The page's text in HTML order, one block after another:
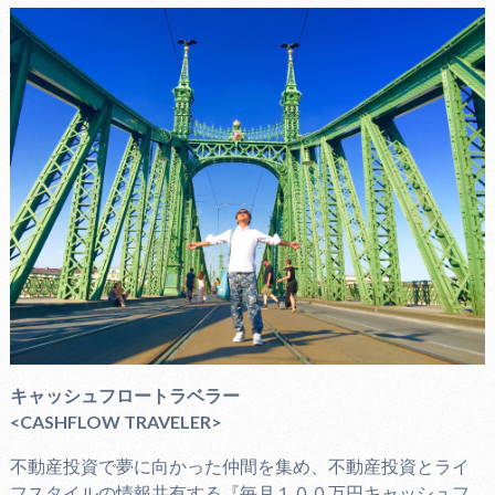
キャッシュフロートラベラー
<CASHFLOW TRAVELER>
不動産投資で夢に向かった仲間を集め、不動産投資とライ